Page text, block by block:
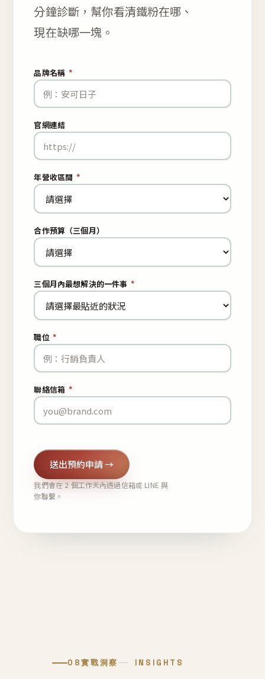
分鐘診斷，幫你看清鐵粉在哪、
現在缺哪一塊。
品牌名稱 *
官網連結
年營收區間 *
合作預算（三個月）
三個月內最想解決的一件事 *
職位 *
聯絡信箱 *
送出預約申請 →
我們會在 2 個工作天內透過信箱或 LINE 與
你聯繫。
08實戰洞察 INSIGHTS